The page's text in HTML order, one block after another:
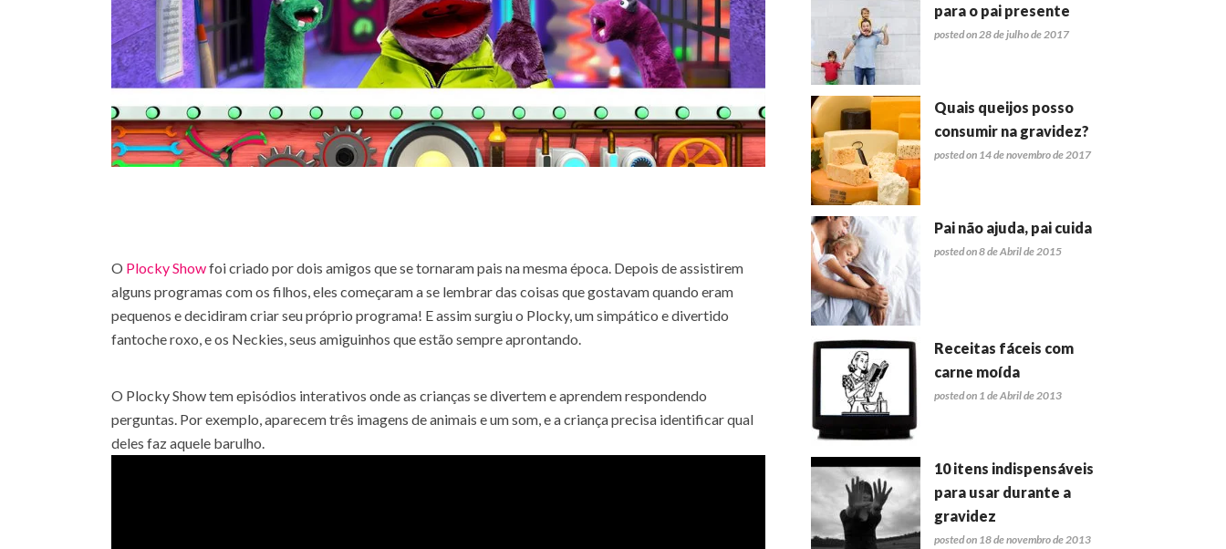
O Plocky Showfoi criado por dois amigos que se tornaram pais na mesma época. Depois de assistirem
alguns programas com os filhos, eles começaram a se lembrar das coisas que gostavam quando eram
pequenos e decidiram criar seu próprio programa! E assim surgiu o Plocky, um simpático e divertido
fantoche roxo, e os Neckies, seus amiguinhos que estão sempre aprontando.
O Plocky Show tem episódios interativos onde as crianças se divertem e aprendem respondendo
perguntas. Por exemplo, aparecem três imagens de animais e um som, e a criança precisa identificar qual
deles faz aquele barulho.
para o pai presente
posted on 28 de julho de 2017
Quais queijos posso
consumir na gravidez?
posted on 14 de novembro de 2017
Pai não ajuda, pai cuida
posted on 8 de Abril de 2015
Receitas fáceis com
carne moída
posted on 1 de Abril de 2013
10 itens indispensáveis
para usar durante a
gravidez
posted on 18 de novembro de 2013